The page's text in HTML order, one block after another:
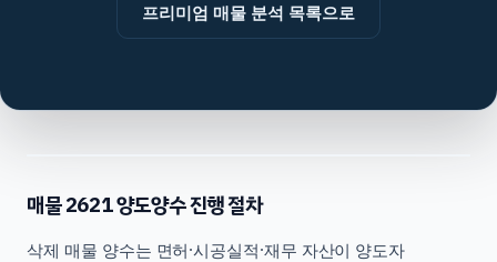
프리미엄 매물 분석 목록으로
매물2621양도양수 진행 절차
삭제 매물 양수는 면허·시공실적·재무 자산이 양도자